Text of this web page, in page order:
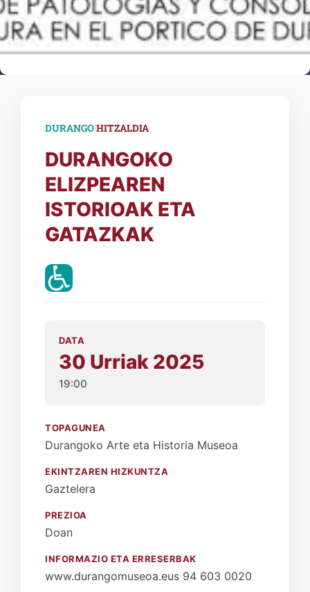
DURANGO|HITZALDIA
DURANGOKO
ELIZPEAREN
ISTORIOAK ETA
GATAZKAK
DATA
30 Urriak 2025
19:00
TOPAGUNEA
Durangoko Arte eta Historia Museoa
EKINTZAREN HIZKUNTZA
Gaztelera
PREZIOA
Doan
INFORMAZIO ETA ERRESERBAK
www.durangomuseoa.eus 94 603 0020